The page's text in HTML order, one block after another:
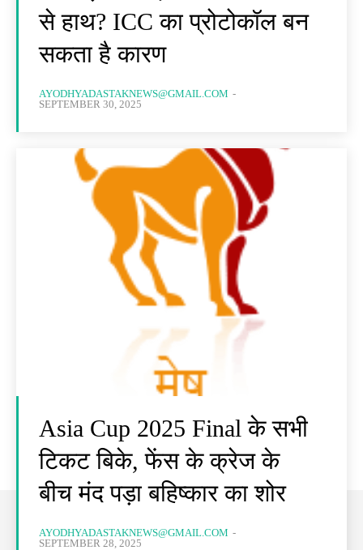
से हाथ? ICC का प्रोटोकॉल बन
सकता है कारण
AYODHYADASTAKNEWS@GMAIL.COM -
SEPTEMBER 30, 2025
Asia Cup 2025 Final के सभी
टिकट बिके, फेंस के क्रेज के
बीच मंद पड़ा बहिष्कार का शोर
AYODHYADASTAKNEWS@GMAIL.COM -
SEPTEMBER 28, 2025